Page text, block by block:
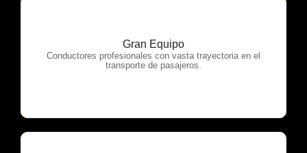
Gran Equipo
Conductores profesionales con vasta trayectoria en el
transporte de pasajeros.
OTP Servicios